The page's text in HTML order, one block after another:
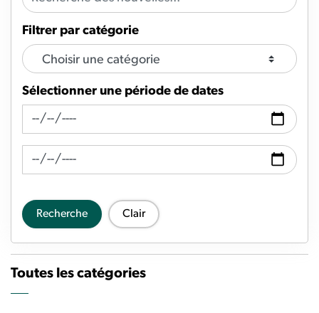
Filtrer par catégorie
Sélectionner une période de dates
Recherche de fil d'actualité Date de
Recherche de flux d'actualités Date à
Recherche Clair
Toutes les catégories